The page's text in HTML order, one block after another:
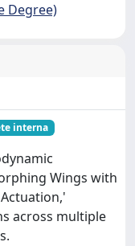
Degree)
interna
Wings with
across multiple